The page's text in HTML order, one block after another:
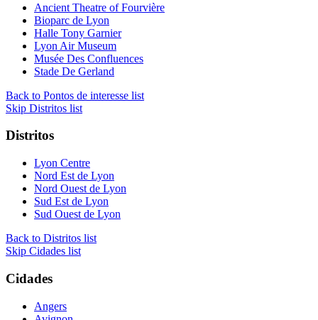
Ancient Theatre of Fourvière
Bioparc de Lyon
Halle Tony Garnier
Lyon Air Museum
Musée Des Confluences
Stade De Gerland
Back to Pontos de interesse list
Skip Distritos list
Distritos
Lyon Centre
Nord Est de Lyon
Nord Ouest de Lyon
Sud Est de Lyon
Sud Ouest de Lyon
Back to Distritos list
Skip Cidades list
Cidades
Angers